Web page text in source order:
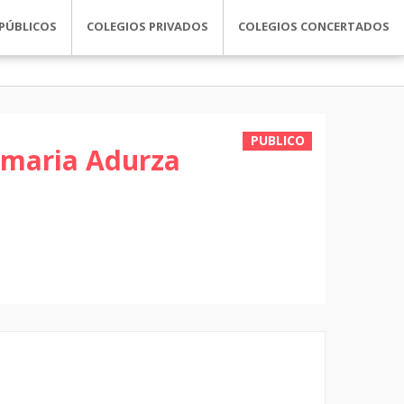
COLEGIOS PRIVADOS COLEGIOS CONCERTADOS
PUBLICO
Adurza